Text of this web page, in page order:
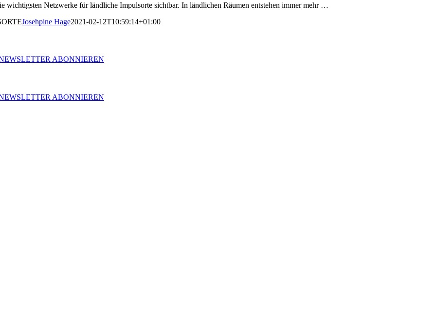
wichtigsten Netzwerke für ländliche Impulsorte sichtbar. In ländlichen Räumen entstehen immer mehr …
Josehpine Hage2021-02-12T10:59:14+01:00
ABONNIEREN
ABONNIEREN